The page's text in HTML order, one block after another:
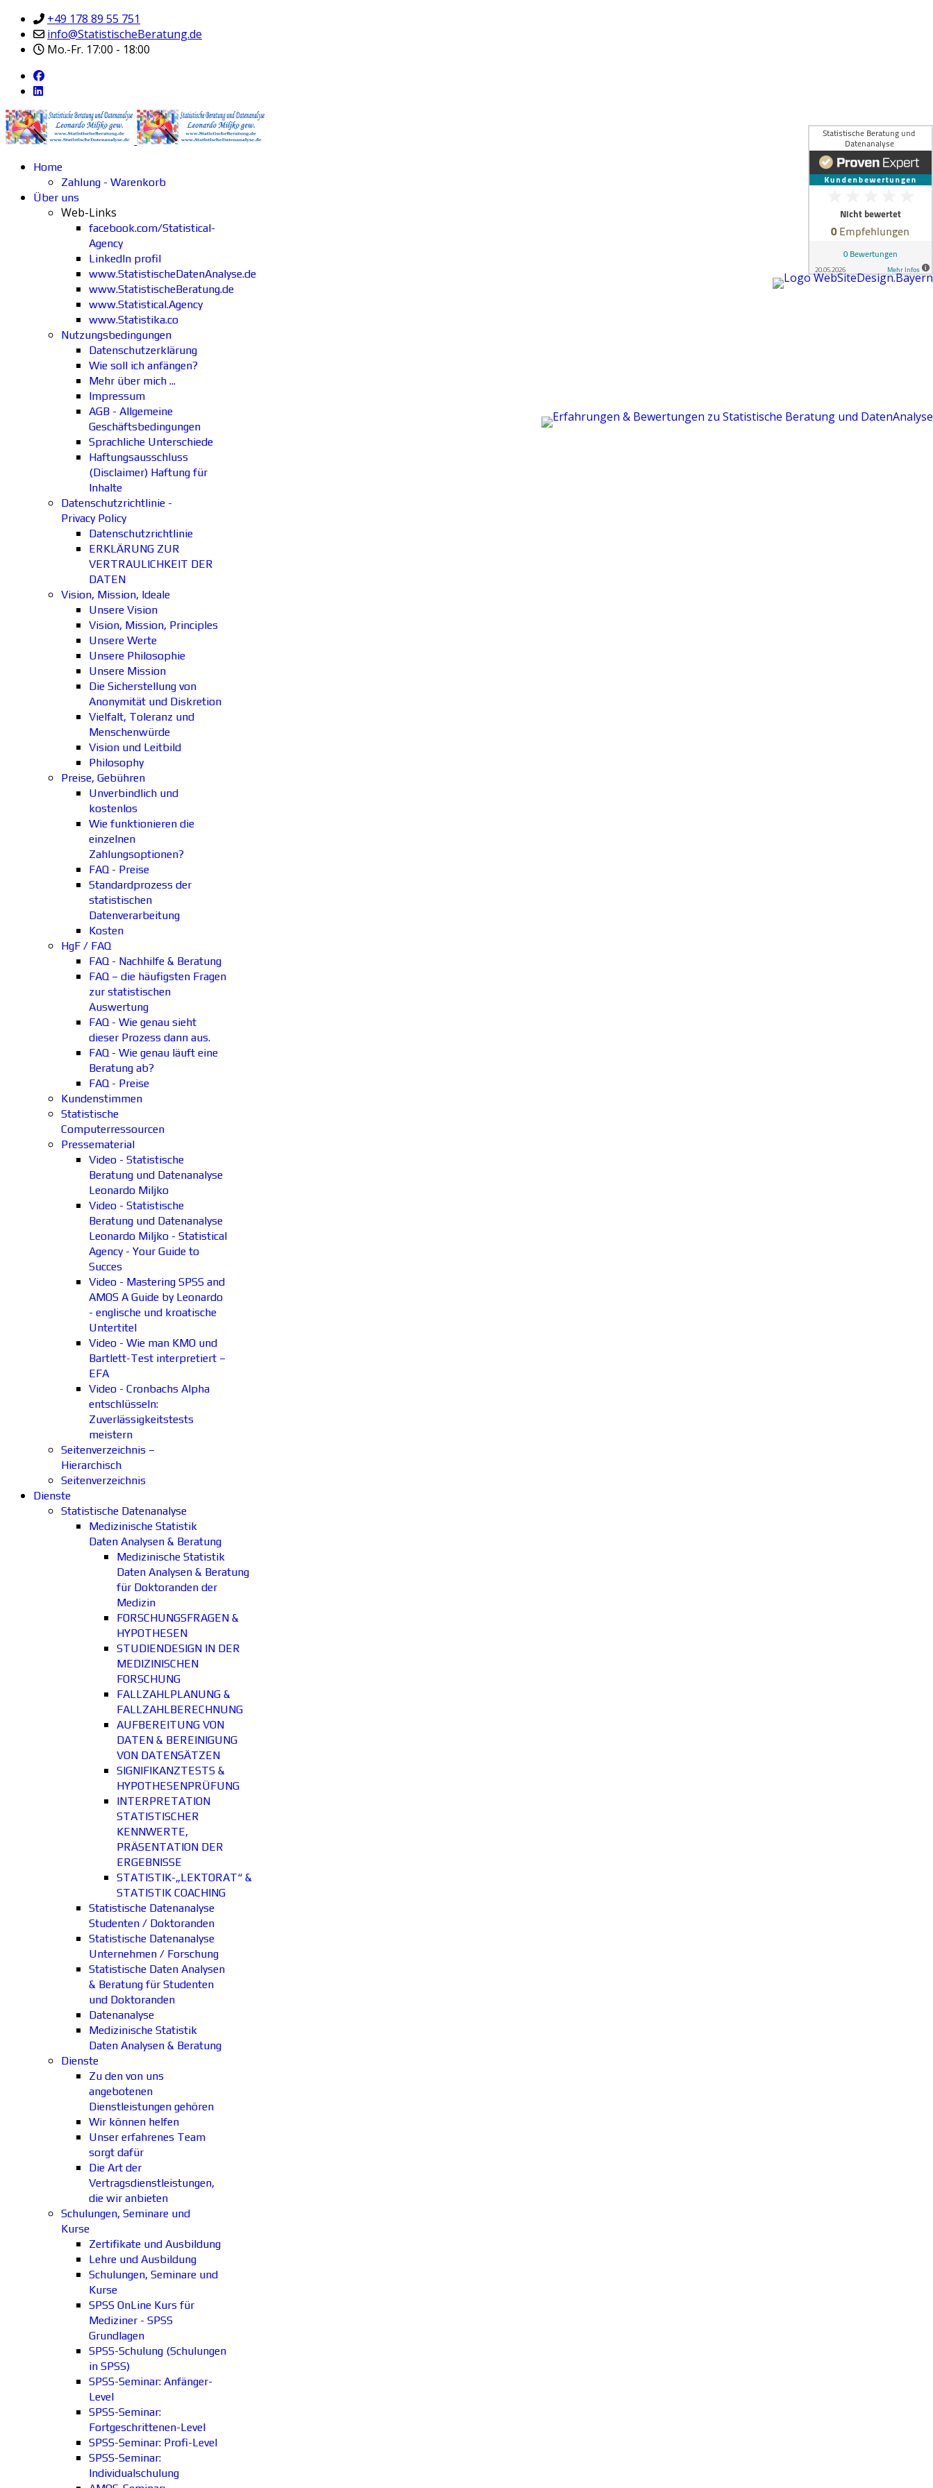
+49 178 89 55 751
info@StatistischeBeratung.de
Mo.-Fr. 17:00 - 18:00
Home
Zahlung - Warenkorb
Über uns
Web-Links
facebook.com/Statistical-
Agency
LinkedIn profil
www.StatistischeDatenAnalyse.de
www.StatistischeBeratung.de
www.Statistical.Agency
www.Statistika.co
Nutzungsbedingungen
Datenschutzerklärung
Wie soll ich anfängen?
Mehr über mich ...
Impressum
AGB - Allgemeine
Geschäftsbedingungen
Sprachliche Unterschiede
Haftungsausschluss
(Disclaimer) Haftung für
Inhalte
Datenschutzrichtlinie -
Privacy Policy
Datenschutzrichtlinie
ERKLÄRUNG ZUR
VERTRAULICHKEIT DER
DATEN
Vision, Mission, Ideale
Unsere Vision
Vision, Mission, Principles
Unsere Werte
Unsere Philosophie
Unsere Mission
Die Sicherstellung von
Anonymität und Diskretion
Vielfalt, Toleranz und
Menschenwürde
Vision und Leitbild
Philosophy
Preise, Gebühren
Unverbindlich und
kostenlos
Wie funktionieren die
einzelnen
Zahlungsoptionen?
FAQ - Preise
Standardprozess der
statistischen
Datenverarbeitung
Kosten
HgF / FAQ
FAQ - Nachhilfe & Beratung
FAQ – die häufigsten Fragen
zur statistischen
Auswertung
FAQ - Wie genau sieht
dieser Prozess dann aus.
FAQ - Wie genau läuft eine
Beratung ab?
FAQ - Preise
Kundenstimmen
Statistische
Computerressourcen
Pressematerial
Video - Statistische
Beratung und Datenanalyse
Leonardo Miljko
Video - Statistische
Beratung und Datenanalyse
Leonardo Miljko - Statistical
Agency - Your Guide to
Succes
Video - Mastering SPSS and
AMOS A Guide by Leonardo
- englische und kroatische
Untertitel
Video - Wie man KMO und
Bartlett-Test interpretiert –
EFA
Video - Cronbachs Alpha
entschlüsseln:
Zuverlässigkeitstests
meistern
Seitenverzeichnis –
Hierarchisch
Seitenverzeichnis
Dienste
Statistische Datenanalyse
Medizinische Statistik
Daten Analysen & Beratung
Medizinische Statistik
Daten Analysen & Beratung
für Doktoranden der
Medizin
FORSCHUNGSFRAGEN &
HYPOTHESEN
STUDIENDESIGN IN DER
MEDIZINISCHEN
FORSCHUNG
FALLZAHLPLANUNG &
FALLZAHLBERECHNUNG
AUFBEREITUNG VON
DATEN & BEREINIGUNG
VON DATENSÄTZEN
SIGNIFIKANZTESTS &
HYPOTHESENPRÜFUNG
INTERPRETATION
STATISTISCHER
KENNWERTE,
PRÄSENTATION DER
ERGEBNISSE
STATISTIK-„LEKTORAT“ &
STATISTIK COACHING
Statistische Datenanalyse
Studenten / Doktoranden
Statistische Datenanalyse
Unternehmen / Forschung
Statistische Daten Analysen
& Beratung für Studenten
und Doktoranden
Datenanalyse
Medizinische Statistik
Daten Analysen & Beratung
Dienste
Zu den von uns
angebotenen
Dienstleistungen gehören
Wir können helfen
Unser erfahrenes Team
sorgt dafür
Die Art der
Vertragsdienstleistungen,
die wir anbieten
Schulungen, Seminare und
Kurse
Zertifikate und Ausbildung
Lehre und Ausbildung
Schulungen, Seminare und
Kurse
SPSS OnLine Kurs für
Mediziner - SPSS
Grundlagen
SPSS-Schulung (Schulungen
in SPSS)
SPSS-Seminar: Anfänger-
Level
SPSS-Seminar:
Fortgeschrittenen-Level
SPSS-Seminar: Profi-Level
SPSS-Seminar:
Individualschulung